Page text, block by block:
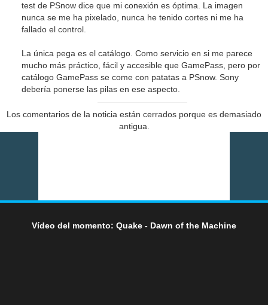
test de PSnow dice que mi conexión es óptima. La imagen
nunca se me ha pixelado, nunca he tenido cortes ni me ha
fallado el control.
La única pega es el catálogo. Como servicio en si me parece
mucho más práctico, fácil y accesible que GamePass, pero por
catálogo GamePass se come con patatas a PSnow. Sony
debería ponerse las pilas en ese aspecto.
Los comentarios de la noticia están cerrados porque es demasiado
antigua.
Vídeo del momento: Quake - Dawn of the Machine